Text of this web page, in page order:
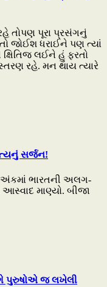
તોપણ પૂરા પ્રસંગનું
તો જોઈશ ધરાઈને પણ ત્યાં
લઈને હું ફરતો
રહે. મન થાય ત્યારે
સર્જન!
અંકમાં ભારતની અલગ-
માણ્યો. બીજા
પુરુષોએ જ લખેલી